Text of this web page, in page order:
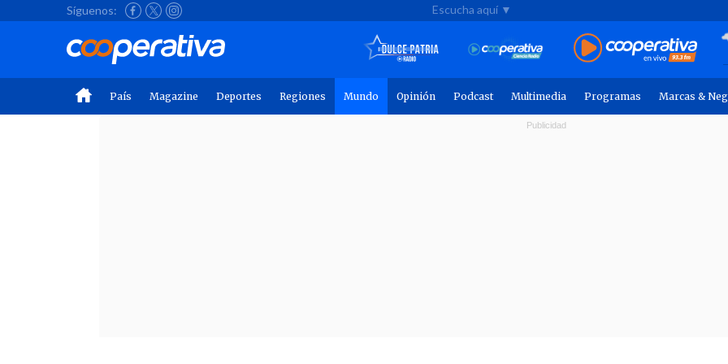
Síguenos: Escucha aquí ▼
País Magazine Deportes Regiones Mundo Opinión Podcast Multimedia Programas Marcas &